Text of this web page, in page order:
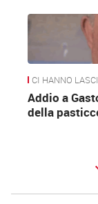
CI HANNO
Addio a
della